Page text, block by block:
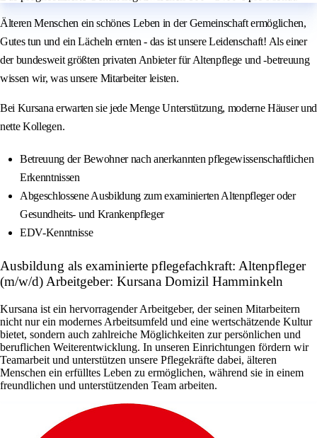
Älteren Menschen ein schönes Leben in der Gemeinschaft ermöglichen,
Gutes tun und ein Lächeln ernten - das ist unsere Leidenschaft! Als einer
der bundesweit größten privaten Anbieter für Altenpflege und -betreuung
wissen wir, was unsere Mitarbeiter leisten.
Bei Kursana erwarten sie jede Menge Unterstützung, moderne Häuser und
nette Kollegen.
Betreuung der Bewohner nach anerkannten pflegewissenschaftlichen
Erkenntnissen
Abgeschlossene Ausbildung zum examinierten Altenpfleger oder
Gesundheits- und Krankenpfleger
EDV-Kenntnisse
Ausbildung als examinierte pflegefachkraft: Altenpfleger
(m/w/d) Arbeitgeber: Kursana Domizil Hamminkeln
Kursana ist ein hervorragender Arbeitgeber, der seinen Mitarbeitern
nicht nur ein modernes Arbeitsumfeld und eine wertschätzende Kultur
bietet, sondern auch zahlreiche Möglichkeiten zur persönlichen und
beruflichen Weiterentwicklung. In unseren Einrichtungen fördern wir
Teamarbeit und unterstützen unsere Pflegekräfte dabei, älteren
Menschen ein erfülltes Leben zu ermöglichen, während sie in einem
freundlichen und unterstützenden Team arbeiten.